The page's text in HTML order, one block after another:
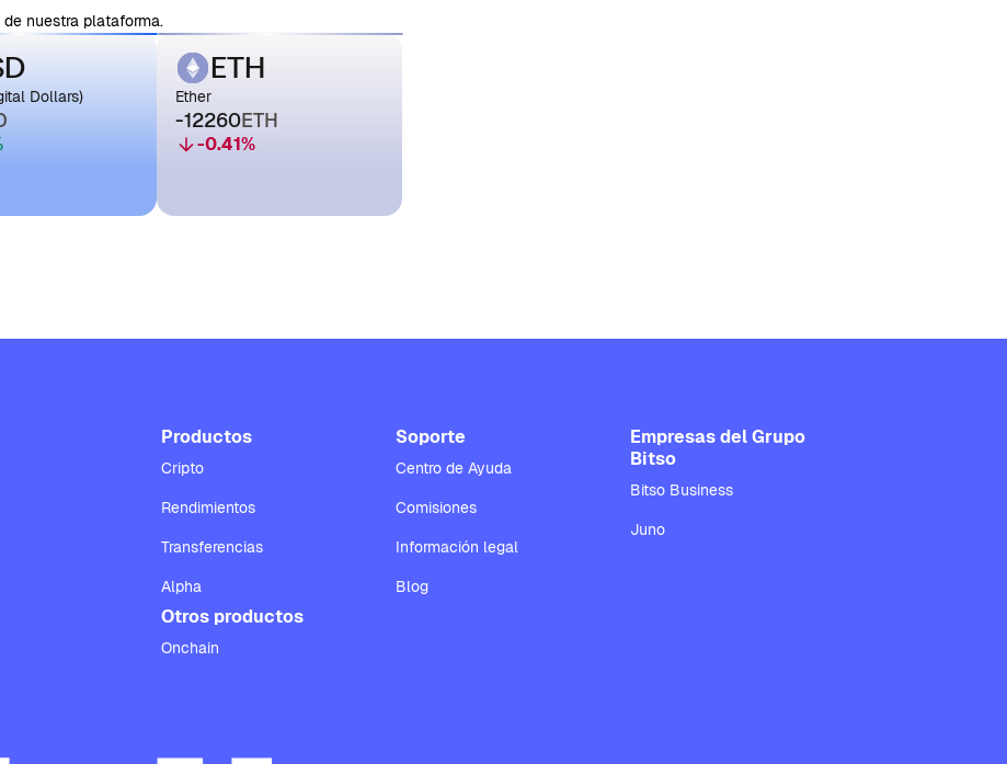
nuestra plataforma.
Dollars)
ETH
Ether
-12260ETH
-0.41%
Productos
Cripto
Rendimientos
Transferencias
Alpha
Otros productos
Onchain
Soporte
Centro de Ayuda
Comisiones
Información legal
Blog
Empresas del Grupo
Bitso
Bitso Business
Juno